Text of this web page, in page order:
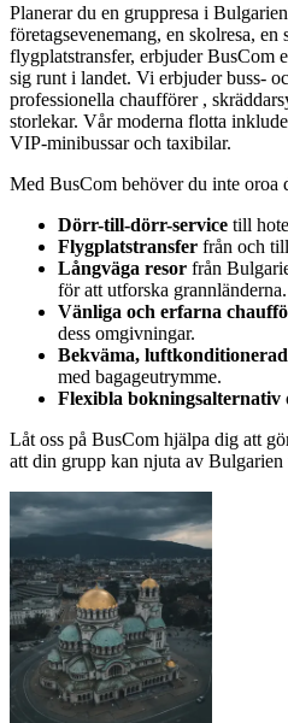
Planerar du en gruppresa i
företagsevenemang, en skolresa, en
flygplatstransfer, erbjuder BusCom
sig runt i landet. Vi erbjuder buss-
professionella chaufförer ,
storlekar. Vår moderna flotta
VIP-minibussar och taxibilar.
Med BusCom behöver du inte
Dörr-till-dörr-service till
Flygplatstransfer från och
Långväga resor från
för att utforska grannländerna.
Vänliga och erfarna
dess omgivningar.
Bekväma,
med bagageutrymme.
Flexibla bokningsalternativ
Låt oss på BusCom hjälpa dig att
att din grupp kan njuta av